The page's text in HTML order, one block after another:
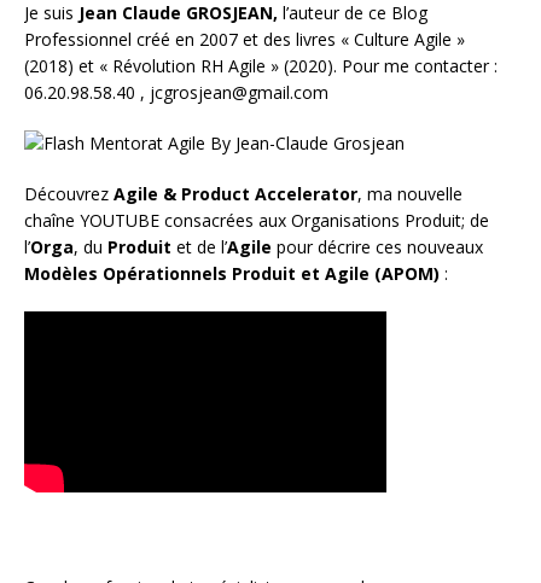
Je suis Jean Claude GROSJEAN, l’auteur de ce Blog
Professionnel créé en 2007 et des livres « Culture Agile »
(2018) et « Révolution RH Agile » (2020). Pour me contacter :
06.20.98.58.40 , jcgrosjean@gmail.com
Découvrez Agile & Product Accelerator, ma nouvelle
chaîne YOUTUBE consacrées aux Organisations Produit; de
l’Orga, du Produit et de l’Agile pour décrire ces nouveaux
Modèles Opérationnels Produit et Agile (APOM) :